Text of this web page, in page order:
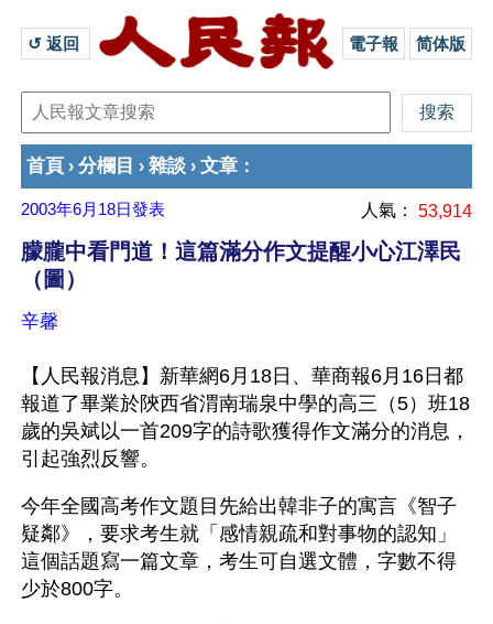
↺ 返回 電子報 简体版
首頁 › 分欄目 › 雜談 › 文章 ：
2003年6月18日發表 人氣： 53,914
朦朧中看門道！這篇滿分作文提醒小心江澤民
（圖）
辛馨
【人民報消息】新華網6月18日、華商報6月16日都
報道了畢業於陝西省渭南瑞泉中學的高三（5）班18
歲的吳斌以一首209字的詩歌獲得作文滿分的消息，
引起強烈反響。
今年全國高考作文題目先給出韓非子的寓言《智子
疑鄰》，要求考生就「感情親疏和對事物的認知」
這個話題寫一篇文章，考生可自選文體，字數不得
少於800字。